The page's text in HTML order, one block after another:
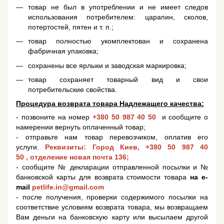
товар не был в употреблении и не имеет следов
использования потребителем: царапин, сколов,
потертостей, пятен и т. п.;
товар полностью укомплектован и сохранена
фабричная упаковка;
сохранены все ярлыки и заводская маркировка;
товар сохраняет товарный вид и свои
потребительские свойства.
Процедура возврата товара Надлежащего качества:
- позвоните на номер +380 50 987 40 50
и сообщите о
намерении вернуть оплаченный товар;
- отправьте нам товар перевозчиком, оплатив его
услуги. Реквизиты: Город Киев,+380 50 987 40
50 , отделение новая почта 136;
- сообщите № декларации отправленной посылки и №
банковской карты для возврата стоимости товара на e-
mail petlife.in@gmail.com
- после получения, проверки содержимого посылки на
соответствие условиям возврата товара, мы возвращаем
Вам деньги на банковскую карту или высылаем другой